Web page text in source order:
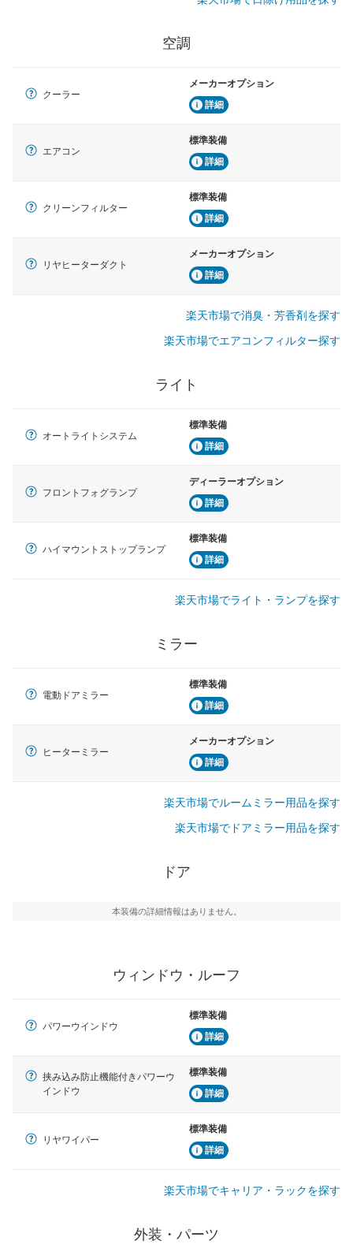
空調
クーラー
メーカーオプション
詳細
エアコン
標準装備
詳細
クリーンフィルター
標準装備
詳細
リヤヒーターダクト
メーカーオプション
詳細
楽天市場で消臭・芳香剤を探す
楽天市場でエアコンフィルター探す
ライト
オートライトシステム
標準装備
詳細
フロントフォグランプ
ディーラーオプション
詳細
ハイマウントストップランプ
標準装備
詳細
楽天市場でライト・ランプを探す
ミラー
電動ドアミラー
標準装備
詳細
ヒーターミラー
メーカーオプション
詳細
楽天市場でルームミラー用品を探す
楽天市場でドアミラー用品を探す
ドア
本装備の詳細情報はありません。
ウィンドウ・ルーフ
パワーウインドウ
標準装備
詳細
挟み込み防止機能付きパワーウ
インドウ
標準装備
詳細
リヤワイパー
標準装備
詳細
楽天市場でキャリア・ラックを探す
外装・パーツ